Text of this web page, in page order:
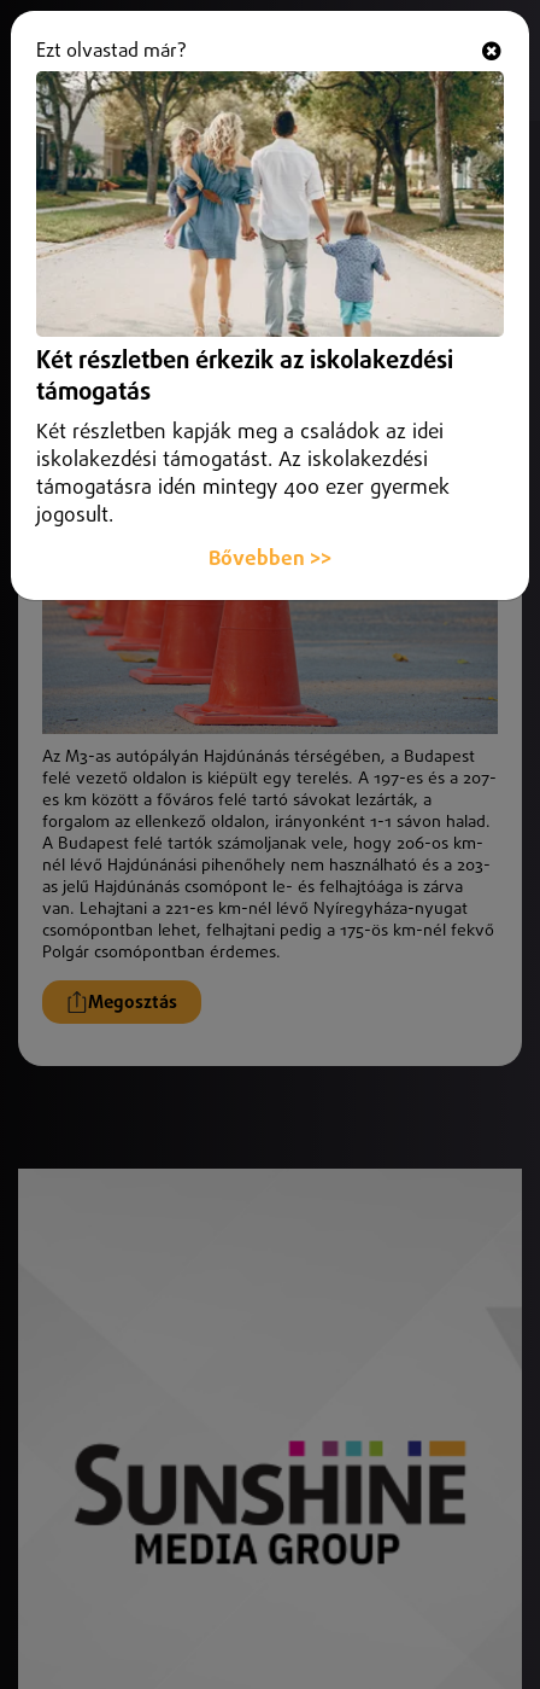
Az M3-as autópályán Hajdúnánás
térségében, a Budapest felé
vezető oldalon is kiépült egy
2024. szeptember 25.Közlekedés infó
Az M3-as autópályán Hajdúnánás térségében, a Budapest
felé vezető oldalon is kiépült egy terelés.
Az M3-as autópályán Hajdúnánás térségében, a Budapest
felé vezető oldalon is kiépült egy terelés. A 197-es és a 207-
es km között a főváros felé tartó sávokat lezárták, a
forgalom az ellenkező oldalon, irányonként 1-1 sávon halad.
A Budapest felé tartók számoljanak vele, hogy 206-os km-
nél lévő Hajdúnánási pihenőhely nem használható és a 203-
as jelű Hajdúnánás csomópont le- és felhajtóága is zárva
van. Lehajtani a 221-es km-nél lévő Nyíregyháza-nyugat
csomópontban lehet, felhajtani pedig a 175-ös km-nél fekvő
Polgár csomópontban érdemes.
Megosztás
Ezt olvastad már?
Két részletben érkezik az iskolakezdési
támogatás
Két részletben kapják meg a családok az idei
iskolakezdési támogatást. Az iskolakezdési
támogatásra idén mintegy 400 ezer gyermek
jogosult.
Bővebben >>